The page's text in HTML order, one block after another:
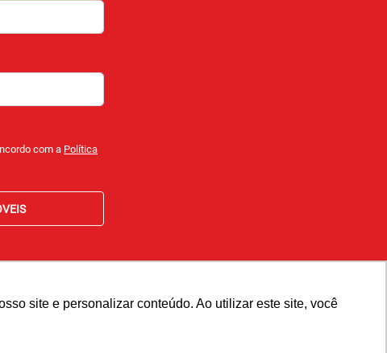
site e personalizar conteúdo. Ao utilizar este site, você
com a Política